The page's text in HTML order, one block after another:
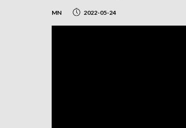
MN 2022-05-24